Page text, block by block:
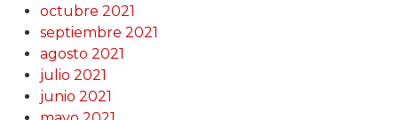
octubre 2021
septiembre 2021
agosto 2021
julio 2021
junio 2021